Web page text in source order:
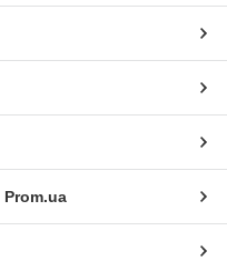
Prom.ua